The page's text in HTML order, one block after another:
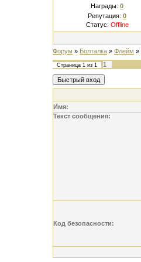
Награды: 0
Репутация: 0
Статус: Offline
Форум » Болталка » Флейм »
Страница 1 из 1 1
Имя:
Текст сообщения:
Код безопасности: